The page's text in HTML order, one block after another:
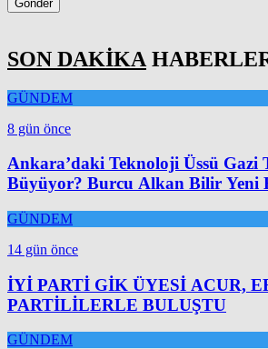
Gönder
SON DAKİKA
GÜNDEM
8 gün önce
Ankara’daki Teknoloji Üssü Gazi
Büyüyor? Burcu Alkan Bilir Yeni
GÜNDEM
14 gün önce
İYİ PARTİ GİK ÜYESİ ACUR,
PARTİLİLERLE BULUŞTU
GÜNDEM